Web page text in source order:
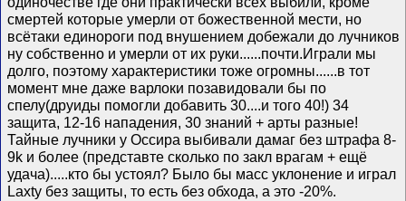
смертей которые умерли от божественной мести, но
всётаки единороги под внушением добежали до лучников
ну собственно и умерли от их руки......почти.Играли мы
долго, поэтому характеристики тоже огромны......в тот
момент мне даже варлоки позавидовали бы по
спелу(друиды помогли добавить 30....и того 40!) 34
защита, 12-16 нападения, 30 знаний + арты разные!
Тайные лучники у Оссира выбивали дамаг без штрафа 8-
9k и более (представте сколько по закл врагам + ещё
удача).....кто бы устоял? Было бы масс уклонение и играл
Laxty без защиты, то есть без обхода, а это -20%.